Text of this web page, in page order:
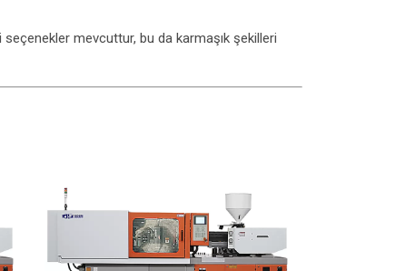
mevcuttur, bu da karmaşık şekilleri